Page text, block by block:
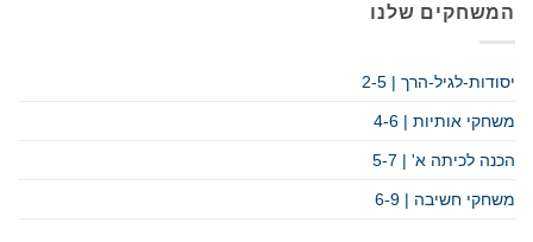
המשחקים שלנו
יסודות-לגיל-הרך | 2-5
משחקי אותיות | 4-6
הכנה לכיתה א' | 5-7
משחקי חשיבה | 6-9